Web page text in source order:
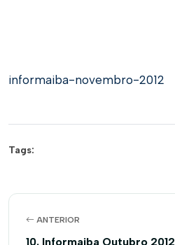
informaiba-novembro-2012
Tags:
ANTERIOR
10. Informaiba Outubro 2012